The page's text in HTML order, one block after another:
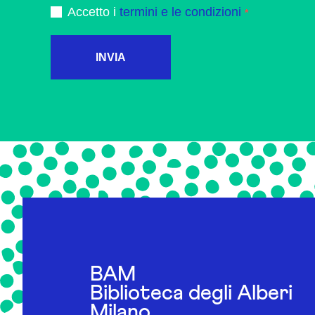
Accetto i termini e le condizioni
INVIA
BAM
Biblioteca degli Alberi